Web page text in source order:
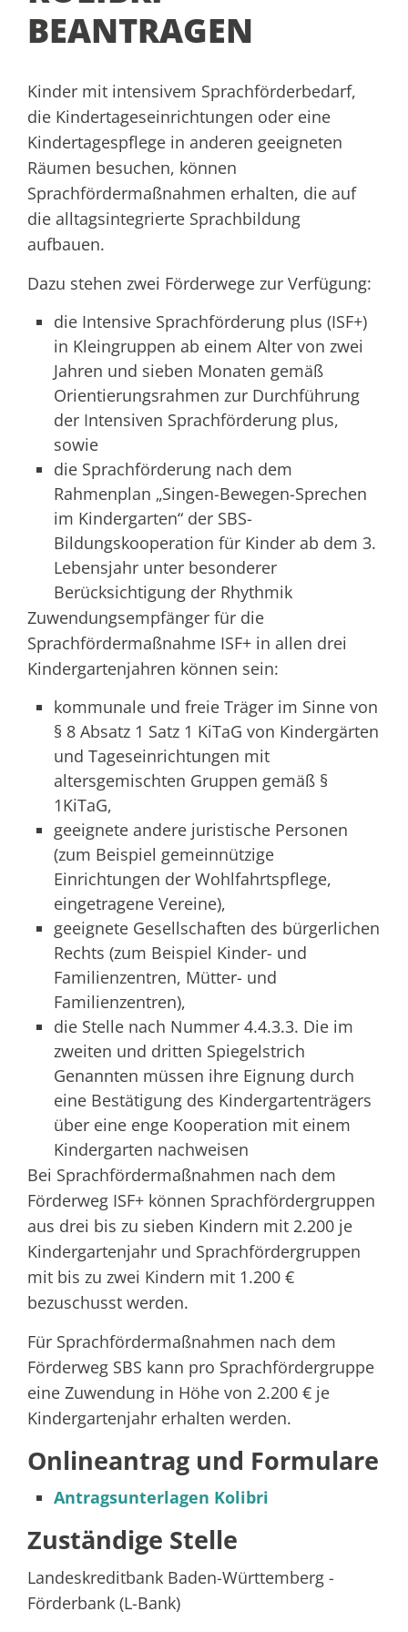
BEANTRAGEN
Kinder mit intensivem Sprachförderbedarf,
die Kindertageseinrichtungen oder eine
Kindertagespflege in anderen geeigneten
Räumen besuchen, können
Sprachfördermaßnahmen erhalten, die auf
die alltagsintegrierte Sprachbildung
aufbauen.
Dazu stehen zwei Förderwege zur Verfügung:
die Intensive Sprachförderung plus (ISF+)
in Kleingruppen ab einem Alter von zwei
Jahren und sieben Monaten gemäß
Orientierungsrahmen zur Durchführung
der Intensiven Sprachförderung plus,
sowie
die Sprachförderung nach dem
Rahmenplan „Singen-Bewegen-Sprechen
im Kindergarten“ der SBS-
Bildungskooperation für Kinder ab dem 3.
Lebensjahr unter besonderer
Berücksichtigung der Rhythmik
Zuwendungsempfänger für die
Sprachfördermaßnahme ISF+ in allen drei
Kindergartenjahren können sein:
kommunale und freie Träger im Sinne von
§ 8 Absatz 1 Satz 1 KiTaG von Kindergärten
und Tageseinrichtungen mit
altersgemischten Gruppen gemäß §
1KiTaG,
geeignete andere juristische Personen
(zum Beispiel gemeinnützige
Einrichtungen der Wohlfahrtspflege,
eingetragene Vereine),
geeignete Gesellschaften des bürgerlichen
Rechts (zum Beispiel Kinder- und
Familienzentren, Mütter- und
Familienzentren),
die Stelle nach Nummer 4.4.3.3. Die im
zweiten und dritten Spiegelstrich
Genannten müssen ihre Eignung durch
eine Bestätigung des Kindergartenträgers
über eine enge Kooperation mit einem
Kindergarten nachweisen
Bei Sprachfördermaßnahmen nach dem
Förderweg ISF+ können Sprachfördergruppen
aus drei bis zu sieben Kindern mit 2.200 je
Kindergartenjahr und Sprachfördergruppen
mit bis zu zwei Kindern mit 1.200 €
bezuschusst werden.
Für Sprachfördermaßnahmen nach dem
Förderweg SBS kann pro Sprachfördergruppe
eine Zuwendung in Höhe von 2.200 € je
Kindergartenjahr erhalten werden.
Onlineantrag und Formulare
Antragsunterlagen Kolibri
Zuständige Stelle
Landeskreditbank Baden-Württemberg -
Förderbank (L-Bank)